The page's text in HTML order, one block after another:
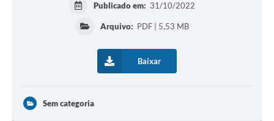
Publicado em: 31/10/2022
Arquivo: PDF | 5,53 MB
Baixar
Sem categoria